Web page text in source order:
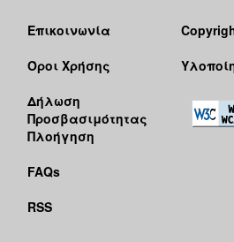
Επικοινωνία
Όροι Χρήσης
Δήλωση
Προσβασιμότητας
Πλοήγηση
FAQs
RSS